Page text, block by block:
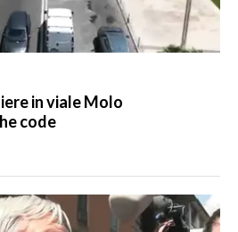
in viale Molo
code